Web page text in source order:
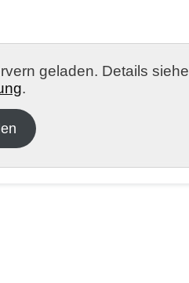
geladen. Details siehe
.